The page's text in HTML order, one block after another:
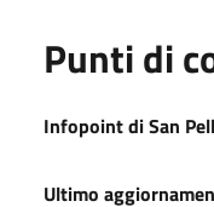
Punti di
Infopoint di San
Ultimo